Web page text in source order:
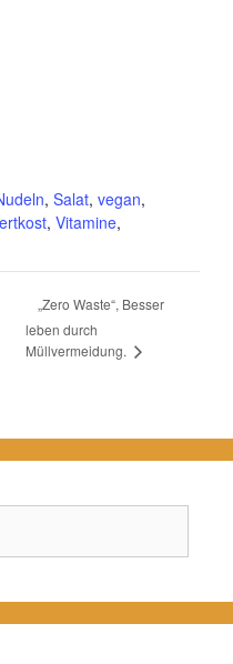
, Salat, vegan,
, Vitamine,
„Zero Waste“, Besser
leben durch
Müllvermeidung.